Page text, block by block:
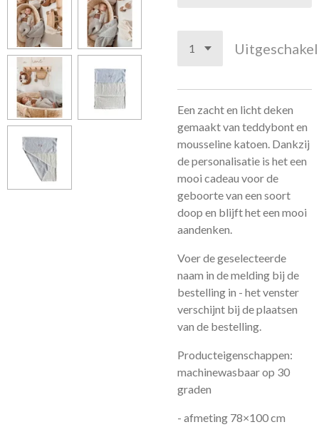
Een zacht en licht deken
gemaakt van teddybont en
mousseline katoen. Dankzij
de personalisatie is het een
mooi cadeau voor de
geboorte van een soort
doop en blijft het een mooi
aandenken.
Voer de geselecteerde
naam in de melding bij de
bestelling in - het venster
verschijnt bij de plaatsen
van de bestelling.
Producteigenschappen:
machinewasbaar op 30
graden
- afmeting 78×100 cm